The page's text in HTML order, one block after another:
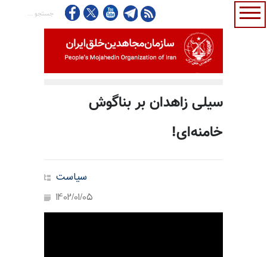
سیلی زاهدان بر بناگوش
خامنه‌ای!
سیاست
1402/01/05